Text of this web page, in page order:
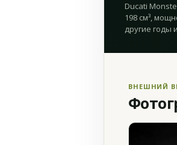
Ducati
198 см³,
другие годы
ВНЕШНИЙ